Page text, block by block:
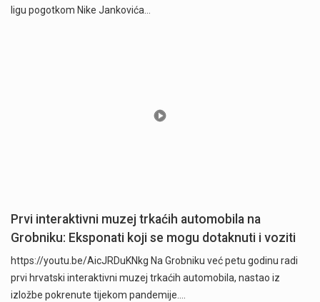
ligu pogotkom Nike Jankovića…
Prvi interaktivni muzej trkaćih automobila na
Grobniku: Eksponati koji se mogu dotaknuti i voziti
https://youtu.be/AicJRDuKNkg Na Grobniku već petu godinu radi
prvi hrvatski interaktivni muzej trkaćih automobila, nastao iz
izložbe pokrenute tijekom pandemije.…